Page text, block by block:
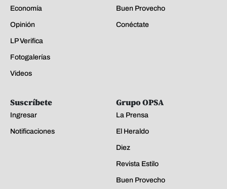
Economía
Opinión
LP Verifica
Fotogalerías
Videos
Buen Provecho
Conéctate
Suscríbete
Ingresar
Notificaciones
Grupo OPSA
La Prensa
El Heraldo
Diez
Revista Estilo
Buen Provecho